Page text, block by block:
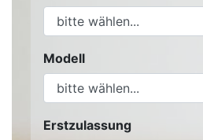
Modell
Erstzulassung